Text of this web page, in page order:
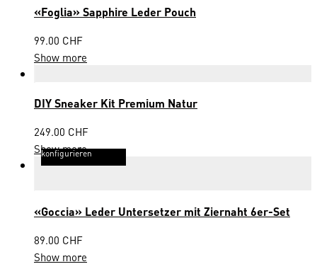
«Foglia» Sapphire Leder Pouch
99.00 CHF
Show more
DIY Sneaker Kit Premium Natur
249.00 CHF
Show more
konfigurieren
«Goccia» Leder Untersetzer mit Ziernaht 6er-Set
89.00 CHF
Show more